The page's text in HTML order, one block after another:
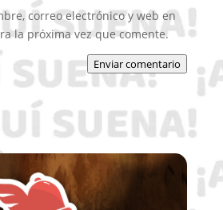
correo electrónico y web en
la próxima vez que comente.
Enviar comentario